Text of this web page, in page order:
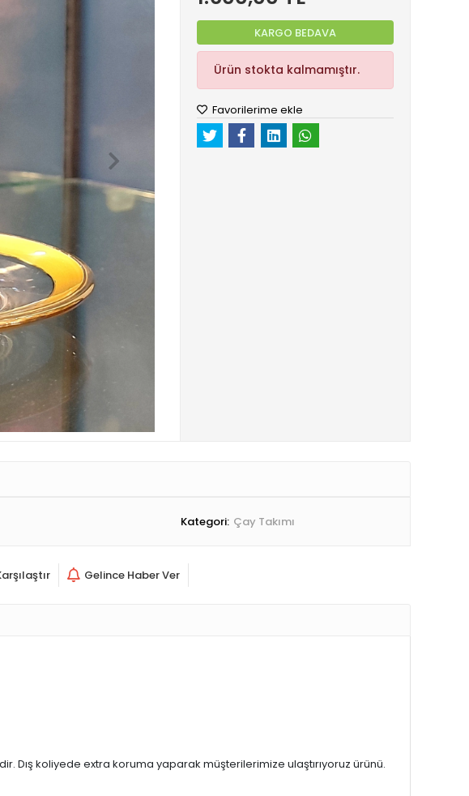
KARGO BEDAVA
Ürün stokta kalmamıştır.
Favorilerime ekle
Kategori: Çay Takımı
Gelince Haber Ver
Dış koliyede extra koruma yaparak müşterilerimize ulaştırıyoruz ürünü.